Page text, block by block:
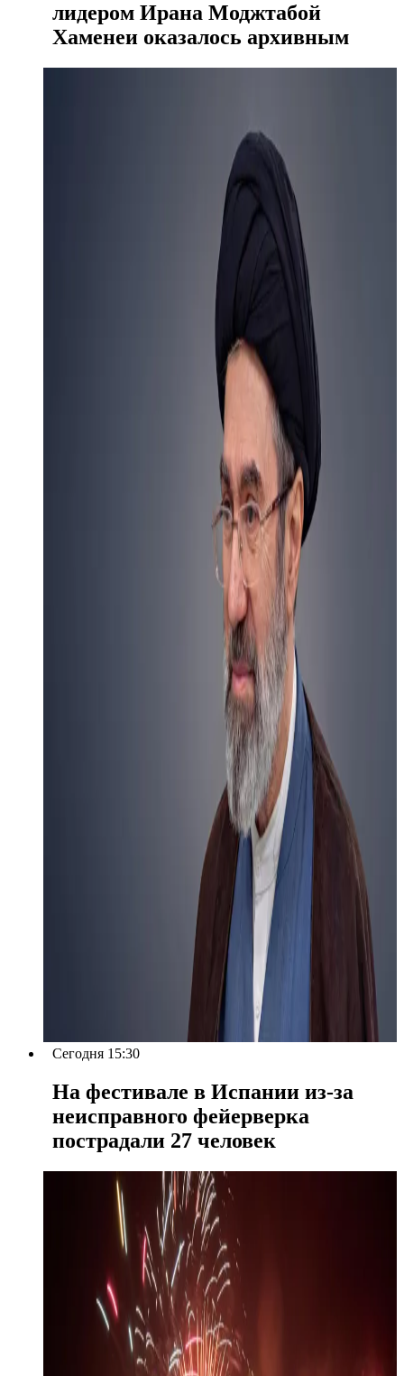
лидером Ирана Моджтабой
Хаменеи оказалось архивным
Сегодня 15:30
На фестивале в Испании из-за
неисправного фейерверка
пострадали 27 человек